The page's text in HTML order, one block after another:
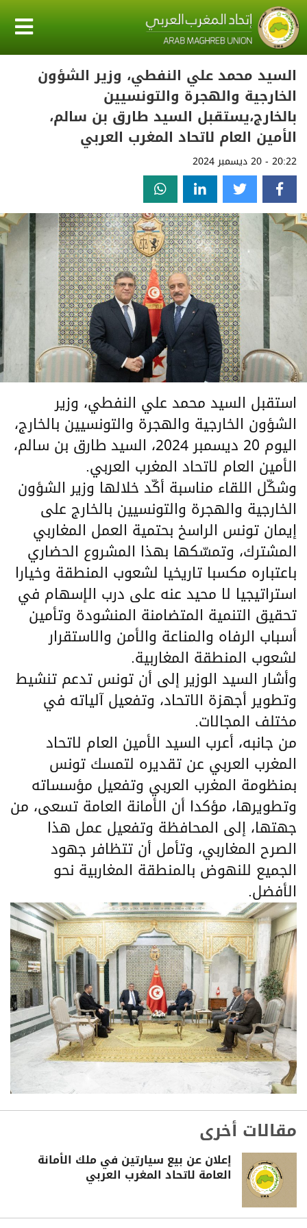
السيد محمد علي النفطي، وزير الشؤون
الخارجية والهجرة والتونسيين
بالخارج،يستقبل السيد طارق بن سالم،
الأمين العام لاتحاد المغرب العربي
20:22 - 20 ديسمبر 2024
استقبل السيد محمد علي النفطي، وزير
الشؤون الخارجية والهجرة والتونسيين بالخارج،
اليوم 20 ديسمبر 2024، السيد طارق بن سالم،
الأمين العام لاتحاد المغرب العربي.
وشكّل اللقاء مناسبة أكّد خلالها وزير الشؤون
الخارجية والهجرة والتونسيين بالخارج على
إيمان تونس الراسخ بحتمية العمل المغاربي
المشترك، وتمسّكها بهذا المشروع الحضاري
باعتباره مكسبا تاريخيا لشعوب المنطقة وخيارا
استراتيجيا لا محيد عنه على درب الإسهام في
تحقيق التنمية المتضامنة المنشودة وتأمين
أسباب الرفاه والمناعة والأمن والاستقرار
لشعوب المنطقة المغاربية.
وأشار السيد الوزير إلى أن تونس تدعم تنشيط
وتطوير أجهزة الاتحاد، وتفعيل آلياته في
مختلف المجالات.
من جانبه، أعرب السيد الأمين العام لاتحاد
المغرب العربي عن تقديره لتمسك تونس
بمنظومة المغرب العربي وتفعيل مؤسساته
وتطويرها، مؤكدا أن الأمانة العامة تسعى، من
جهتها، إلى المحافظة وتفعيل عمل هذا
الصرح المغاربي، وتأمل أن تتظافر جهود
الجميع للنهوض بالمنطقة المغاربية نحو
الأفضل.
مقالات أخرى
إعلان عن بيع سيارتين في ملك الأمانة
العامة لاتحاد المغرب العربي